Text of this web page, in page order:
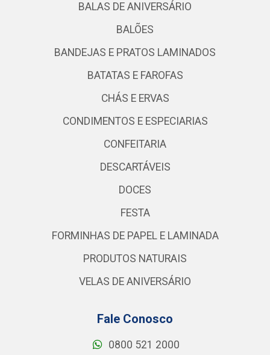
BALAS DE ANIVERSÁRIO
BALÕES
BANDEJAS E PRATOS LAMINADOS
BATATAS E FAROFAS
CHÁS E ERVAS
CONDIMENTOS E ESPECIARIAS
CONFEITARIA
DESCARTÁVEIS
DOCES
FESTA
FORMINHAS DE PAPEL E LAMINADA
PRODUTOS NATURAIS
VELAS DE ANIVERSÁRIO
Fale Conosco
0800 521 2000